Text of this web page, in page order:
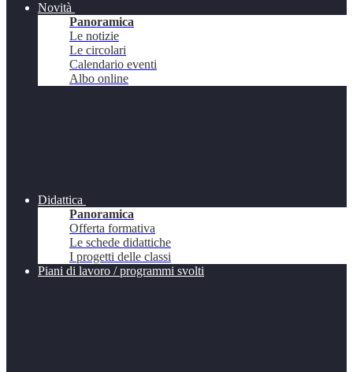
Novità
Panoramica
Le notizie
Le circolari
Calendario eventi
Albo online
Didattica
Panoramica
Offerta formativa
Le schede didattiche
I progetti delle classi
Piani di lavoro / programmi svolti